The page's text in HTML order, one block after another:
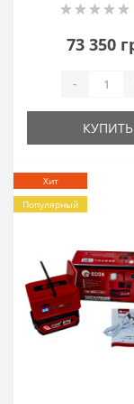
73 350
-
КУПИТЬ
Хит
Популярный